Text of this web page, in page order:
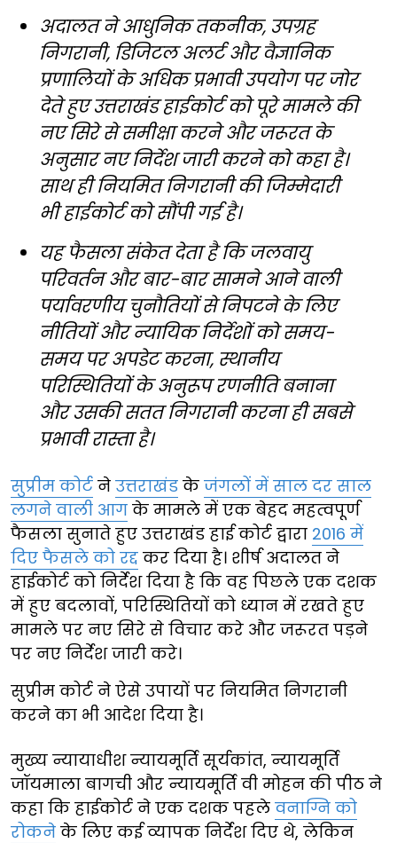
अदालत ने आधुनिक तकनीक, उपग्रह
निगरानी, डिजिटल अलर्ट और वैज्ञानिक
प्रणालियों के अधिक प्रभावी उपयोग पर जोर
देते हुए उत्तराखंड हाईकोर्ट को पूरे मामले की
नए सिरे से समीक्षा करने और जरूरत के
अनुसार नए निर्देश जारी करने को कहा है।
साथ ही नियमित निगरानी की जिम्मेदारी
भी हाईकोर्ट को सौंपी गई है।
यह फैसला संकेत देता है कि जलवायु
परिवर्तन और बार-बार सामने आने वाली
पर्यावरणीय चुनौतियों से निपटने के लिए
नीतियों और न्यायिक निर्देशों को समय-
समय पर अपडेट करना, स्थानीय
परिस्थितियों के अनुरूप रणनीति बनाना
और उसकी सतत निगरानी करना ही सबसे
प्रभावी रास्ता है।
सुप्रीम कोर्ट ने उत्तराखंड के जंगलों में साल दर साल
लगने वाली आग के मामले में एक बेहद महत्वपूर्ण
फैसला सुनाते हुए उत्तराखंड हाई कोर्ट द्वारा 2016 में
दिए फैसले को रद्द कर दिया है। शीर्ष अदालत ने
हाईकोर्ट को निर्देश दिया है कि वह पिछले एक दशक
में हुए बदलावों, परिस्थितियों को ध्यान में रखते हुए
मामले पर नए सिरे से विचार करे और जरूरत पड़ने
पर नए निर्देश जारी करे।
सुप्रीम कोर्ट ने ऐसे उपायों पर नियमित निगरानी
करने का भी आदेश दिया है।
मुख्य न्यायाधीश न्यायमूर्ति सूर्यकांत, न्यायमूर्ति
जॉयमाला बागची और न्यायमूर्ति वी मोहन की पीठ ने
कहा कि हाईकोर्ट ने एक दशक पहले वनाग्नि को
रोकने के लिए कई व्यापक निर्देश दिए थे, लेकिन